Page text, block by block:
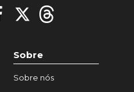
Sobre
Sobre nós